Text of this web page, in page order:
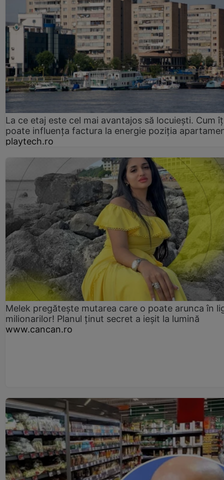
La ce etaj este cel mai avantajos să locuiești. Cum
poate influența factura la energie poziția
playtech.ro
Melek pregătește mutarea care o poate arunca în
milionarilor! Planul ținut secret a ieșit la lumină
www.cancan.ro